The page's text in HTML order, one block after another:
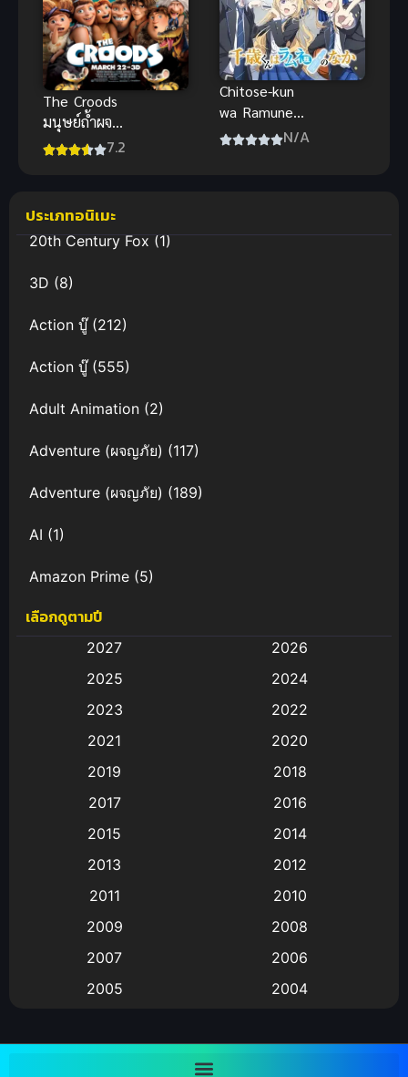
The Croods
มนุษย์ถ้ำผจญ
ภัย พากย์ไทย
สวยงาม
7.2
Chitose-kun
wa Ramune
Bin no NakaN/A
ประเภทอนิเมะ
20th Century Fox(1)
3D (8)
Action บู๊(212)
Action บู๊(555)
Adult Animation (2)
Adventure (ผจญภัย) (117)
Adventure (ผจญภัย) (189)
AI (1)
Amazon Prime (5)
Anal (ประตูหลัง)
Animation การ์ตูน
Animation อนิเมะ
Animation แอนิเมชัน
(9)
Big tits (นมใหญ่)
Bitch (ผู้หญิงร่าน)
เลือกดูตามปี
2027
2026
2025
2024
2023
2022
2021
2020
2019
2018
2017
2016
2015
2014
2013
2012
2011
2010
2009
2008
2007
2006
2005
2004